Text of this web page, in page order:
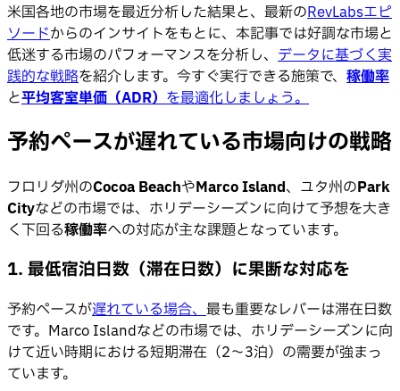
米国各地の市場を最近分析した結果と、最新のRevLabsエピ
ソードからのインサイトをもとに、本記事では好調な市場と
低迷する市場のパフォーマンスを分析し、 データに基づく実
践的な戦略を紹介します。今すぐ実行できる施策で、 稼働率
と平均客室単価（ADR）を最適化しましょう。
予約ペースが遅れている市場向けの戦略
フロリダ州のCocoa BeachやMarco Island、ユタ州のPark
Cityなどの市場では、ホリデーシーズンに向けて予想を大き
く下回る稼働率への対応が主な課題となっています。
1. 最低宿泊日数（滞在日数）に果断な対応を
予約ペースが遅れている場合、最も重要なレバーは滞在日数
です。Marco Islandなどの市場では、ホリデーシーズンに向
けて近い時期における短期滞在（2〜3泊）の需要が強まっ
ています。